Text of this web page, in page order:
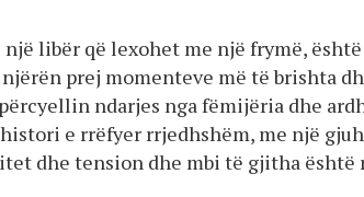
libër që lexohet me një frymë, është
prej momenteve më të brishta
ndarjes nga fëmijëria dhe
e rrëfyer rrjedhshëm, me një
dhe tension dhe mbi të gjitha është